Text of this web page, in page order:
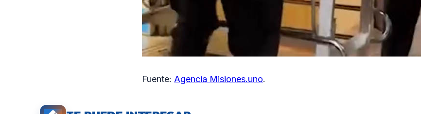
Fuente: Agencia Misiones.uno.